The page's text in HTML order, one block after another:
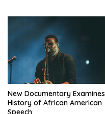
New Documentary Examines
History of African American
Speech